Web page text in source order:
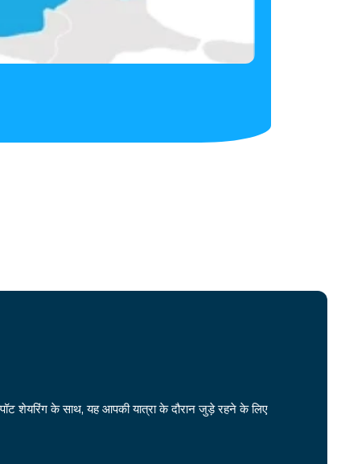
शेयरिंग के साथ, यह आपकी यात्रा के दौरान जुड़े रहने के लिए